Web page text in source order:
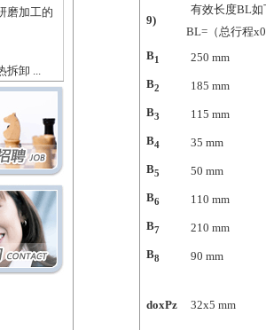
磨加工的
拆卸 ...
9)
有效长度BL如
BL=（总行程
B1 250 mm
B2 185 mm
B3 115 mm
B4 35 mm
B5 50 mm
B6 110 mm
B7 210 mm
B8 90 mm
doxPz 32x5 mm